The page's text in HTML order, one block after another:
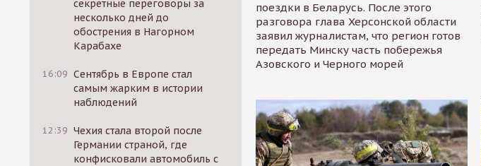
секретные переговоры за
несколько дней до
обострения в Нагорном
Карабахе
16:09 Сентябрь в Европе стал
самым жарким в истории
наблюдений
12:39 Чехия стала второй после
Германии страной, где
конфисковали автомобиль с
поездки в Беларусь. После этого
разговора глава Херсонской области
заявил журналистам, что регион готов
передать Минску часть побережья
Азовского и Черного морей